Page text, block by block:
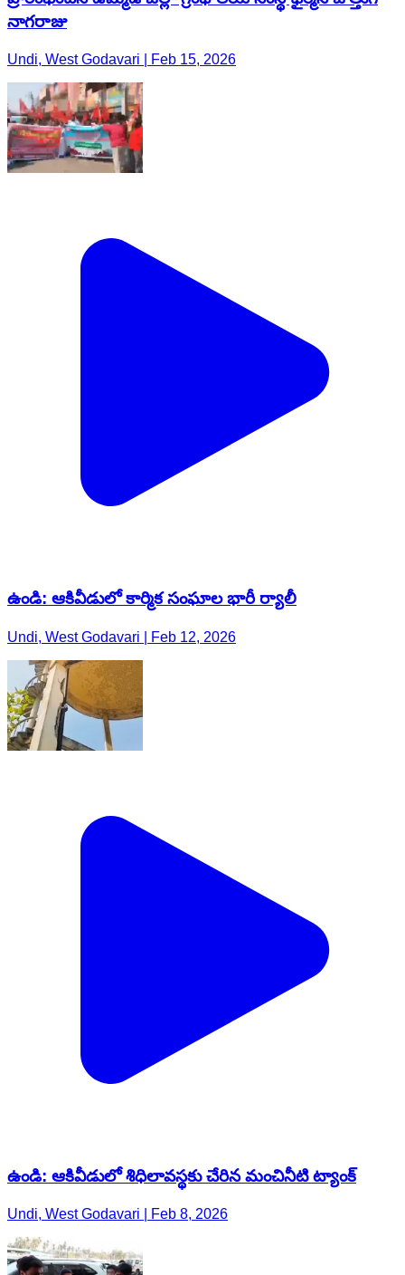
నాగరాజు
Undi, West Godavari | Feb 15, 2026
ఉండి: ఆకివీడులో కార్మిక సంఘాల భారీ ర్యాలీ
Undi, West Godavari | Feb 12, 2026
ఉండి: ఆకివీడులో శిధిలావస్థకు చేరిన మంచినీటి ట్యాంక్
Undi, West Godavari | Feb 8, 2026